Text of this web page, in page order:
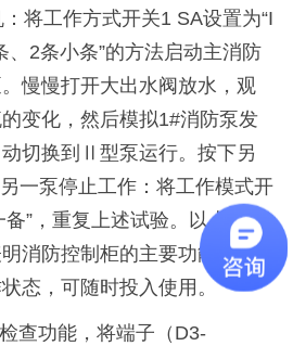
将工作方式开关1 SA设置为“I
、2条小条”的方法启动主消防
慢慢打开大出水阀放水，观
变化，然后模拟1#消防泵发
切换到Ⅱ型泵运行。按下另
一泵停止工作：将工作模式开
”，重复上述试验。以上调试
消防控制柜的主要功能完
态，可随时投入使用。
查功能，将端子（D3-